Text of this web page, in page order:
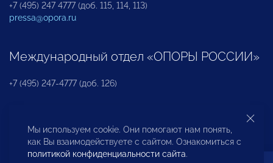
+7 (495) 247 4777 (доб. 115, 114, 113)
pressa@opora.ru
Международный отдел «ОПОРЫ РОССИИ»
+7 (495) 247-4777 (доб. 126)
Бюро по защите прав предпринимателей и
инвесторов
Мы используем cookie. Они помогают нам понять,
как Вы взаимодействуете с сайтом. Ознакомиться с
политикой конфиденциальности сайта.